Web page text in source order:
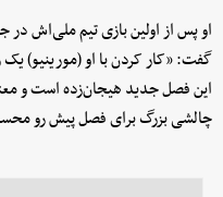
گفت: «کار کردن با او (مورینیو)
این فصل جدید هیجان‌زده است و
چالشی بزرگ برای فصل پیش رو